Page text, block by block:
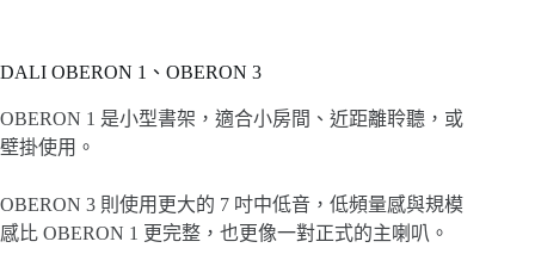
DALI OBERON 1、OBERON 3
OBERON 1 是小型書架，適合小房間、近距離聆聽，或
壁掛使用。
OBERON 3 則使用更大的 7 吋中低音，低頻量感與規模
感比 OBERON 1 更完整，也更像一對正式的主喇叭。